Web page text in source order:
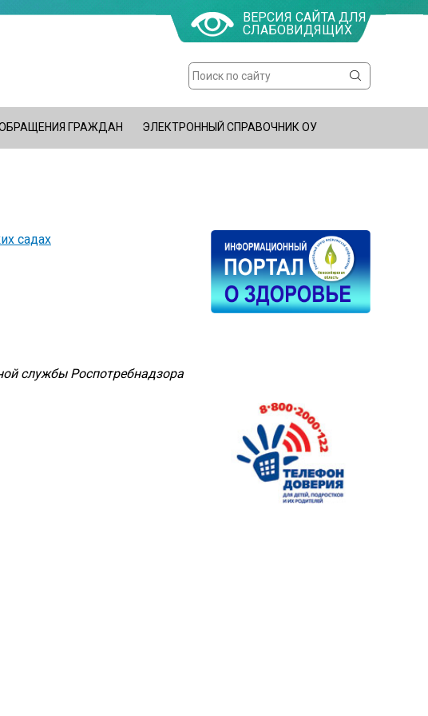
Форма
поиска
Поиск
ВЕРСИЯ САЙТА ДЛЯ
СЛАБОВИДЯЩИХ
ГРАЖДАН ЭЛЕКТРОННЫЙ СПРАВОЧНИК ОУ
садах
службы Роспотребнадзора